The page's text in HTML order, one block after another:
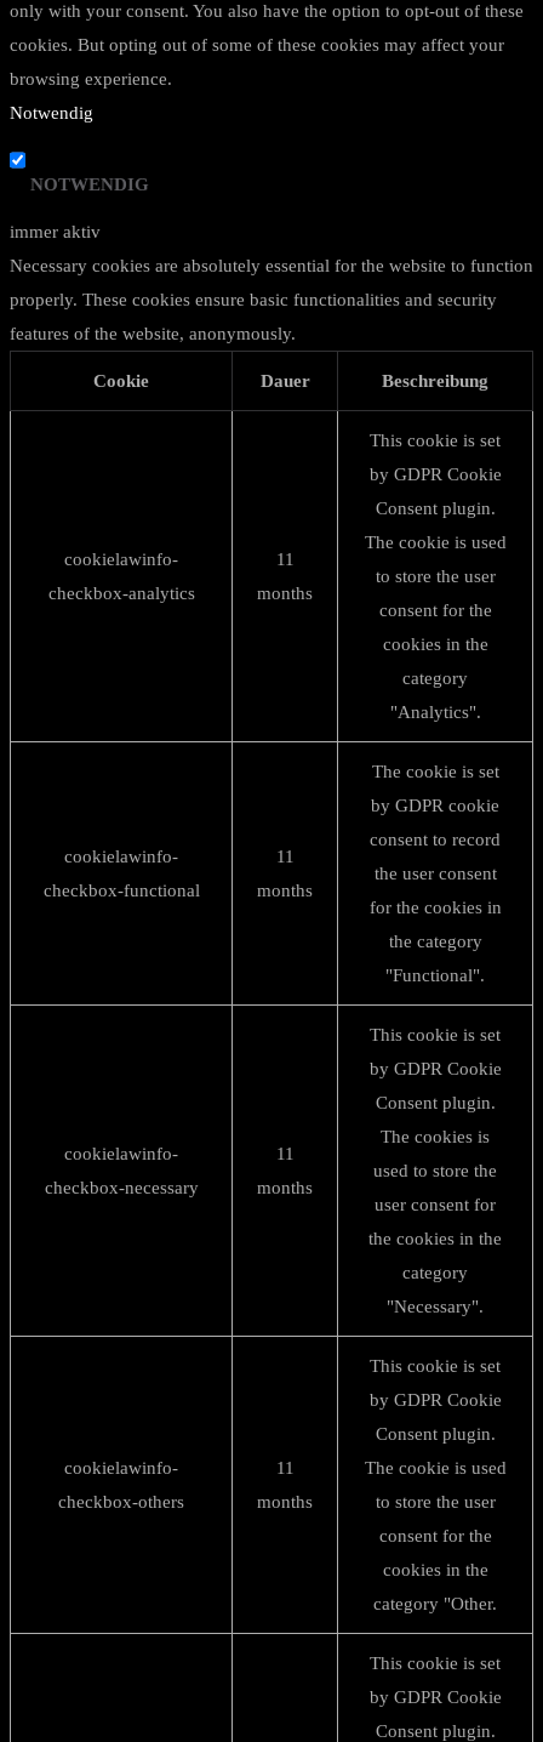
only with your consent. You also have the option to opt-out of these
cookies. But opting out of some of these cookies may affect your
browsing experience.
Notwendig
NOTWENDIG
immer aktiv
Necessary cookies are absolutely essential for the website to function
properly. These cookies ensure basic functionalities and security
features of the website, anonymously.
Cookie Dauer Beschreibung
cookielawinfo-
checkbox-analytics
11
months
This cookie is set
by GDPR Cookie
Consent plugin.
The cookie is used
to store the user
consent for the
cookies in the
category
"Analytics".
cookielawinfo-
checkbox-functional
11
months
The cookie is set
by GDPR cookie
consent to record
the user consent
for the cookies in
the category
"Functional".
cookielawinfo-
checkbox-necessary
11
months
This cookie is set
by GDPR Cookie
Consent plugin.
The cookies is
used to store the
user consent for
the cookies in the
category
"Necessary".
cookielawinfo-
checkbox-others
11
months
This cookie is set
by GDPR Cookie
Consent plugin.
The cookie is used
to store the user
consent for the
cookies in the
category "Other.
This cookie is set
by GDPR Cookie
Consent plugin.